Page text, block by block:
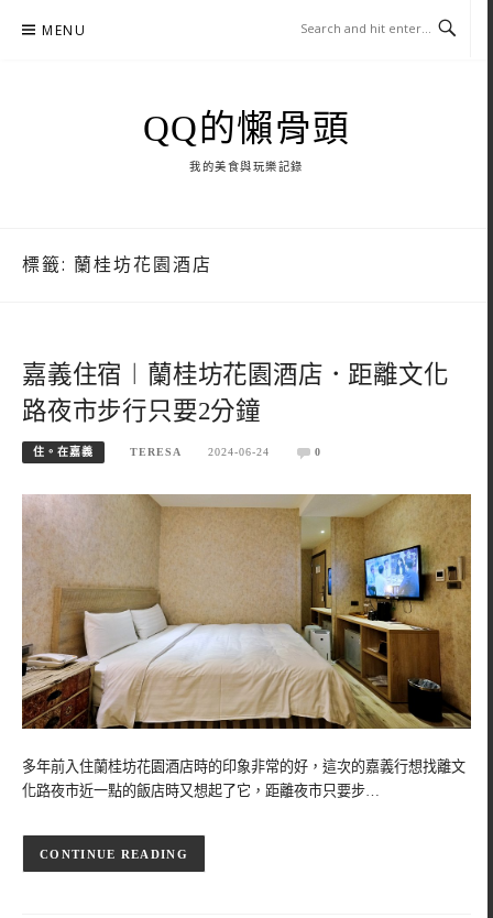
MENU
QQ的懶骨頭
我的美食與玩樂記錄
標籤: 蘭桂坊花園酒店
嘉義住宿︱蘭桂坊花園酒店．距離文化
路夜市步行只要2分鐘
住。在嘉義 TERESA 2024-06-24 0
多年前入住蘭桂坊花園酒店時的印象非常的好，這次的嘉義行想找離文
化路夜市近一點的飯店時又想起了它，距離夜市只要步…
CONTINUE READING